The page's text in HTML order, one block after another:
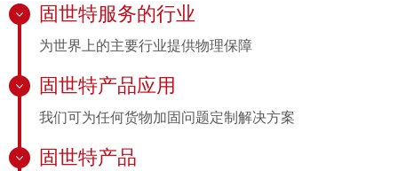
固世特服务的行业
为世界上的主要行业提供物理保障
固世特产品应用
我们可为任何货物加固问题定制解决方案
固世特产品